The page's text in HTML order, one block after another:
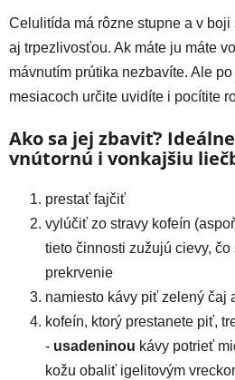
Celulitída má rôzne stupne a v
aj trpezlivosťou. Ak máte ju máte
mávnutím prútika nezbavíte. Ale
mesiacoch určite uvidíte i pocítite
Ako sa jej zbaviť?
vnútornú i vonkajšiu
prestať fajčiť
vylúčiť zo stravy kofeín
tieto činnosti zužujú cievy,
prekrvenie
namiesto kávy piť zelený čaj
kofeín, ktorý prestanete piť,
- usadeninou kávy potrieť
kožu obaliť igelitovým